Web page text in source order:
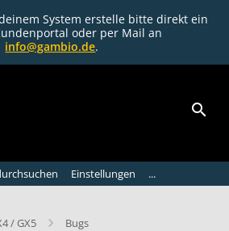
System erstelle bitte direkt ein
oder per Mail an
info@gambio.de.
Einstellungen ...
/ GX5 Bugs